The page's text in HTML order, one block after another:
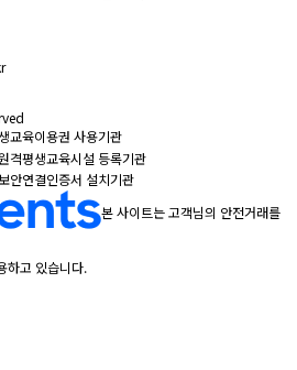
교육이용권 사용기관
격평생교육시설 등록기관
안연결인증서 설치기관
본 사이트는 고객님의 안전거래를
하고 있습니다.